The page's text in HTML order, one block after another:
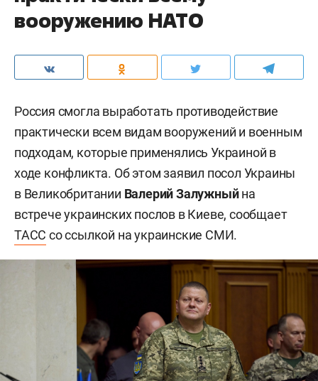
вооружению НАТО
Россия смогла выработать противодействие
практически всем видам вооружений и военным
подходам, которые применялись Украиной в
ходе конфликта. Об этом заявил посол Украины
в Великобритании Валерий Залужныйна
встрече украинских послов в Киеве, сообщает
ТАСС со ссылкой на украинские СМИ.